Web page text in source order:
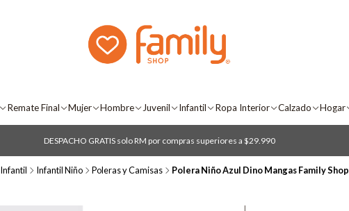
Remate Final Mujer Hombre Juvenil Infantil Ropa Interior Calzado Hogar
DESPACHO GRATIS solo RM por compras superiores a $29.990
Infantil Infantil Niño Poleras y Camisas Polera Niño Azul Dino Mangas Family Shop